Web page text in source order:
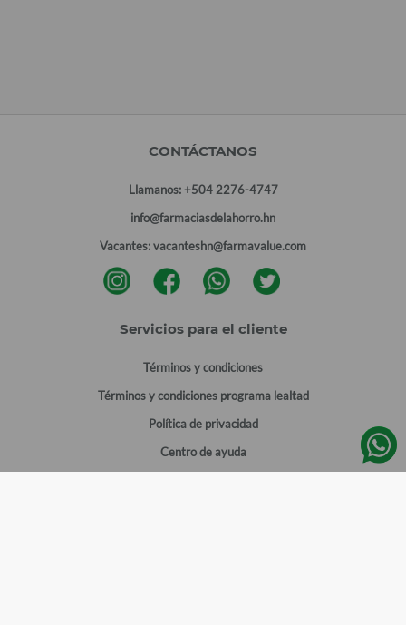
CONTÁCTANOS
Llamanos:+504 2276-4747
info@farmaciasdelahorro.hn
Vacantes:vacanteshn@farmavalue.com
Servicios para el cliente
Términos y condiciones
Términos y condiciones programa lealtad
Política de privacidad
Centro de ayuda